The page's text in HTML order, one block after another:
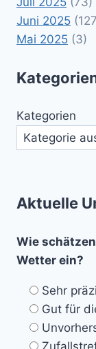
Juni 2025
Mai 2025 (3)
Kategorien
Aktuelle
Wie
Wetter ein?
Sehr
Gut für